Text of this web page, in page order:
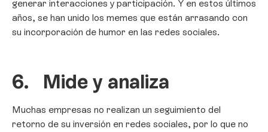
generar interacciones y participación. Y en estos últimos
años, se han unido los memes que están arrasando con
su incorporación de humor en las redes sociales.
6. Mide y analiza
Muchas empresas no realizan un seguimiento del
retorno de su inversión en redes sociales, por lo que no